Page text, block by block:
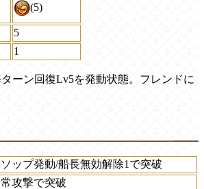
(5)
5
1
ーン回復Lv5を発動状態。フレンドに
ップ発動/船長無効解除1で突破
攻撃で突破